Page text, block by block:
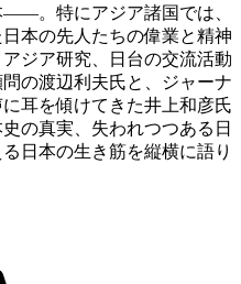
。特にアジア諸国では、
本の先人たちの偉業と精神
ジア研究、日台の交流活動
の渡辺利夫氏と、ジャーナ
耳を傾けてきた井上和彦氏
の真実、失われつつある日
日本の生き筋を縦横に語り